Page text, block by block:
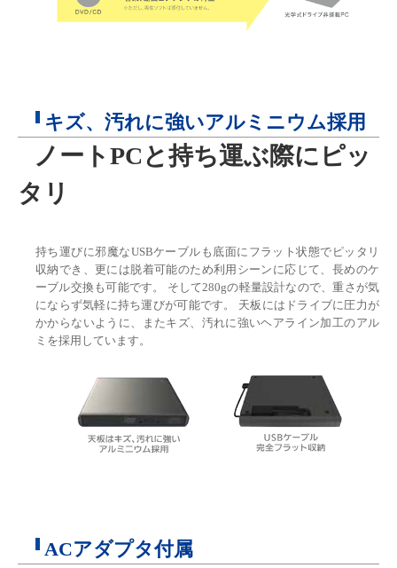
キズ、汚れに強いアルミニウム採用
ノートPCと持ち運ぶ際にピッ
タリ
持ち運びに邪魔なUSBケーブルも底面にフラット状態でピッタリ
収納でき、更には脱着可能のため利用シーンに応じて、長めのケ
ーブル交換も可能です。 そして280gの軽量設計なので、重さが気
にならず気軽に持ち運びが可能です。 天板にはドライブに圧力が
かからないように、またキズ、汚れに強いヘアライン加工のアル
ミを採用しています。
ACアダプタ付属